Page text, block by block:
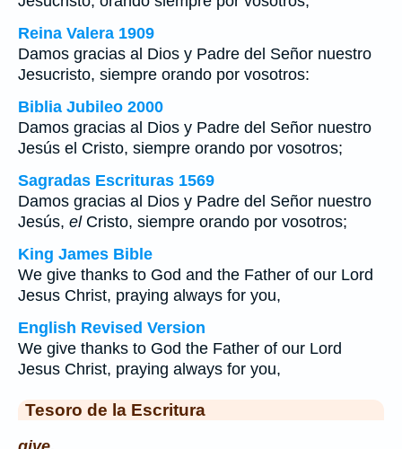
Reina Valera 1909
Damos gracias al Dios y Padre del Señor nuestro
Jesucristo, siempre orando por vosotros:
Biblia Jubileo 2000
Damos gracias al Dios y Padre del Señor nuestro
Jesús el Cristo, siempre orando por vosotros;
Sagradas Escrituras 1569
Damos gracias al Dios y Padre del Señor nuestro
Jesús, elCristo, siempre orando por vosotros;
King James Bible
We give thanks to God and the Father of our Lord
Jesus Christ, praying always for you,
English Revised Version
We give thanks to God the Father of our Lord
Jesus Christ, praying always for you,
Tesoro de la Escritura